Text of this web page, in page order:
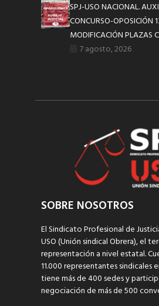
SPJ-USO NACIONAL.
CONCURSO-OPOSICIÓN
MODIFICACIÓN PLAZAS
7 agosto, 2026
SOBRE NOSOTROS
El Sindicato Profesional de
USO (Unión sindical Obrera), el
representación a nivel estatal.
11.000 representantes sindicales
tiene más de 400 sedes y
negociación de más de 500